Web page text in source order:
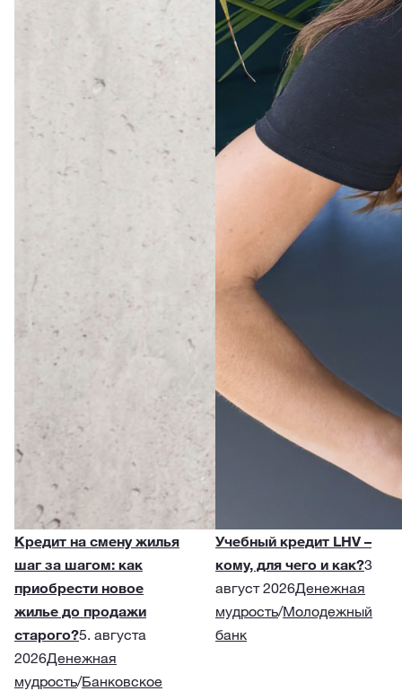
Кредит на смену жилья
шаг за шагом: как
приобрести новое
жилье до продажи
старого?5. августа
2026Денежная
мудрость/Банковское
Учебный кредит LHV –
кому, для чего и как?3
август 2026Денежная
мудрость/Молодежный
банк